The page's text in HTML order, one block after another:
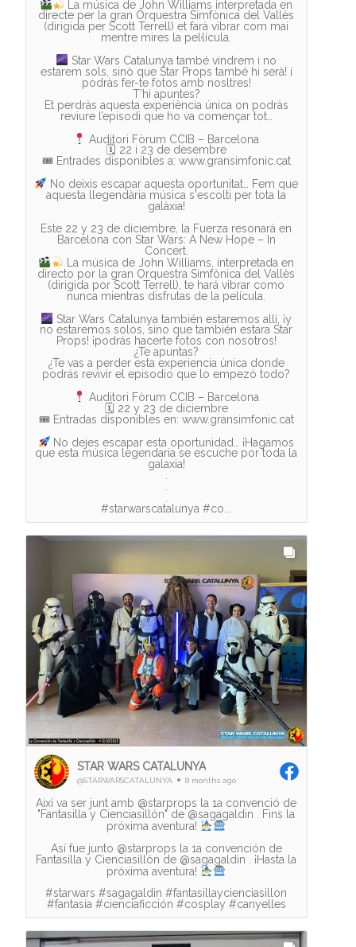
La música de John Williams interpretada en
directe per la gran Orquestra Simfònica del Vallès
(dirigida per Scott Terrell) et farà vibrar com mai
mentre mires la pel·lícula.
Star Wars Catalunya també vindrem i no
estarem sols, sinò que Star Props també hi serà! i
podràs fer-te fotos amb nosltres!
T’hi apuntes?
Et perdràs aquesta experiència única on podràs
reviure l’episodi que ho va començar tot…
Auditori Fòrum CCIB – Barcelona
🗓 22 i 23 de desembre
🎟 Entrades disponibles a: www.gransimfonic.cat
No deixis escapar aquesta oportunitat… Fem que
aquesta llegendària música s'escolti per tota la
galàxia!
Este 22 y 23 de diciembre, la Fuerza resonará en
Barcelona con Star Wars: A New Hope – In
La música de John Williams, interpretada en
directo por la gran Orquestra Simfònica del Vallès
(dirigida por Scott Terrell), te hará vibrar como
nunca mientras disfrutas de la película.
Star Wars Catalunya también estaremos allí, ¡y
no estaremos solos, sino que también estara Star
Props! ¡podrás hacerte fotos con nosotros!
¿Te apuntas?
¿Te vas a perder esta experiencia única donde
podrás revivir el episodio que lo empezó todo?
Auditori Fòrum CCIB – Barcelona
🗓 22 y 23 de diciembre
🎟 Entradas disponibles en: www.gransimfonic.cat
No dejes escapar esta oportunidad… ¡Hagamos
que esta música legendaria se escuche por toda la
galaxia!
.
.
.
#starwarscatalunya #co...
STAR WARS CATALUNYA
@STARWARSCATALUNYA 8 months ago
Així va ser junt amb @starprops la 1a convenció de
"Fantasilla y Cienciasillón" de @sagagaldin . Fins la
próxima aventura!
Así fue junto @starprops la 1a convención de
Fantasilla y Cienciasillón de @sagagaldin . ¡Hasta la
próxima aventura!
#starwars #sagagaldin #fantasillaycienciasillon
#fantasía #cienciaficción #cosplay #canyelles